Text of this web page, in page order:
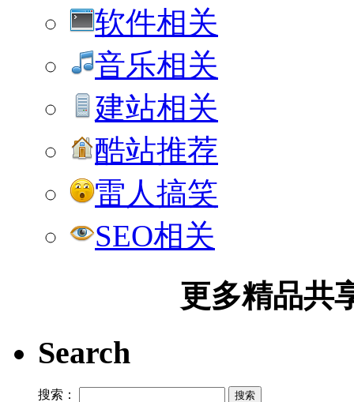
软件相关
音乐相关
建站相关
酷站推荐
雷人搞笑
SEO相关
更多精品共
Search
搜索：